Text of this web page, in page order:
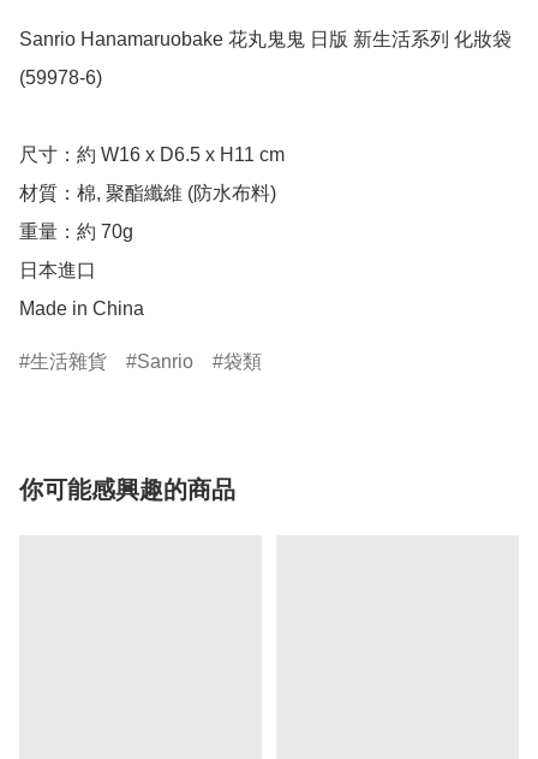
Sanrio Hanamaruobake 花丸鬼鬼 日版 新生活系列 化妝袋
(59978-6)
尺寸：約 W16 x D6.5 x H11 cm
材質：棉, 聚酯纖維 (防水布料)
重量：約 70g
日本進口
Made in China
生活雜貨 Sanrio 袋類
你可能感興趣的商品